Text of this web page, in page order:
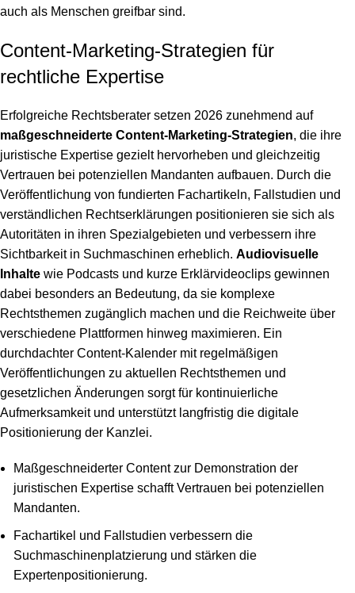
auch als Menschen greifbar sind.
Content-Marketing-Strategien für
rechtliche Expertise
Erfolgreiche Rechtsberater setzen 2026 zunehmend auf
maßgeschneiderte Content-Marketing-Strategien, die ihre
juristische Expertise gezielt hervorheben und gleichzeitig
Vertrauen bei potenziellen Mandanten aufbauen. Durch die
Veröffentlichung von fundierten Fachartikeln, Fallstudien und
verständlichen Rechtserklärungen positionieren sie sich als
Autoritäten in ihren Spezialgebieten und verbessern ihre
Sichtbarkeit in Suchmaschinen erheblich. Audiovisuelle
Inhalte wie Podcasts und kurze Erklärvideoclips gewinnen
dabei besonders an Bedeutung, da sie komplexe
Rechtsthemen zugänglich machen und die Reichweite über
verschiedene Plattformen hinweg maximieren. Ein
durchdachter Content-Kalender mit regelmäßigen
Veröffentlichungen zu aktuellen Rechtsthemen und
gesetzlichen Änderungen sorgt für kontinuierliche
Aufmerksamkeit und unterstützt langfristig die digitale
Positionierung der Kanzlei.
Maßgeschneiderter Content zur Demonstration der
juristischen Expertise schafft Vertrauen bei potenziellen
Mandanten.
Fachartikel und Fallstudien verbessern die
Suchmaschinenplatzierung und stärken die
Expertenpositionierung.